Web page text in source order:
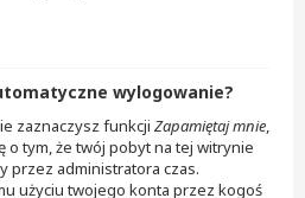
wylogowanie?
zaznaczysz funkcji Zapamiętaj mnie,
o tym, że twój pobyt na tej witrynie
przez administratora czas.
użyciu twojego konta przez kogoś